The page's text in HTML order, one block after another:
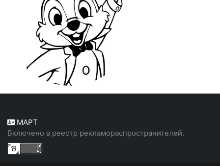
МАРТ
Включено в реестр рекламораспространителей.